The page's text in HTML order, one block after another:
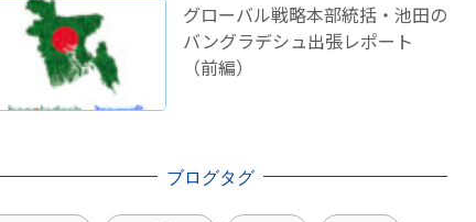
グローバル戦略本部統括・池田の
バングラデシュ出張レポート
（前編）
ブログタグ